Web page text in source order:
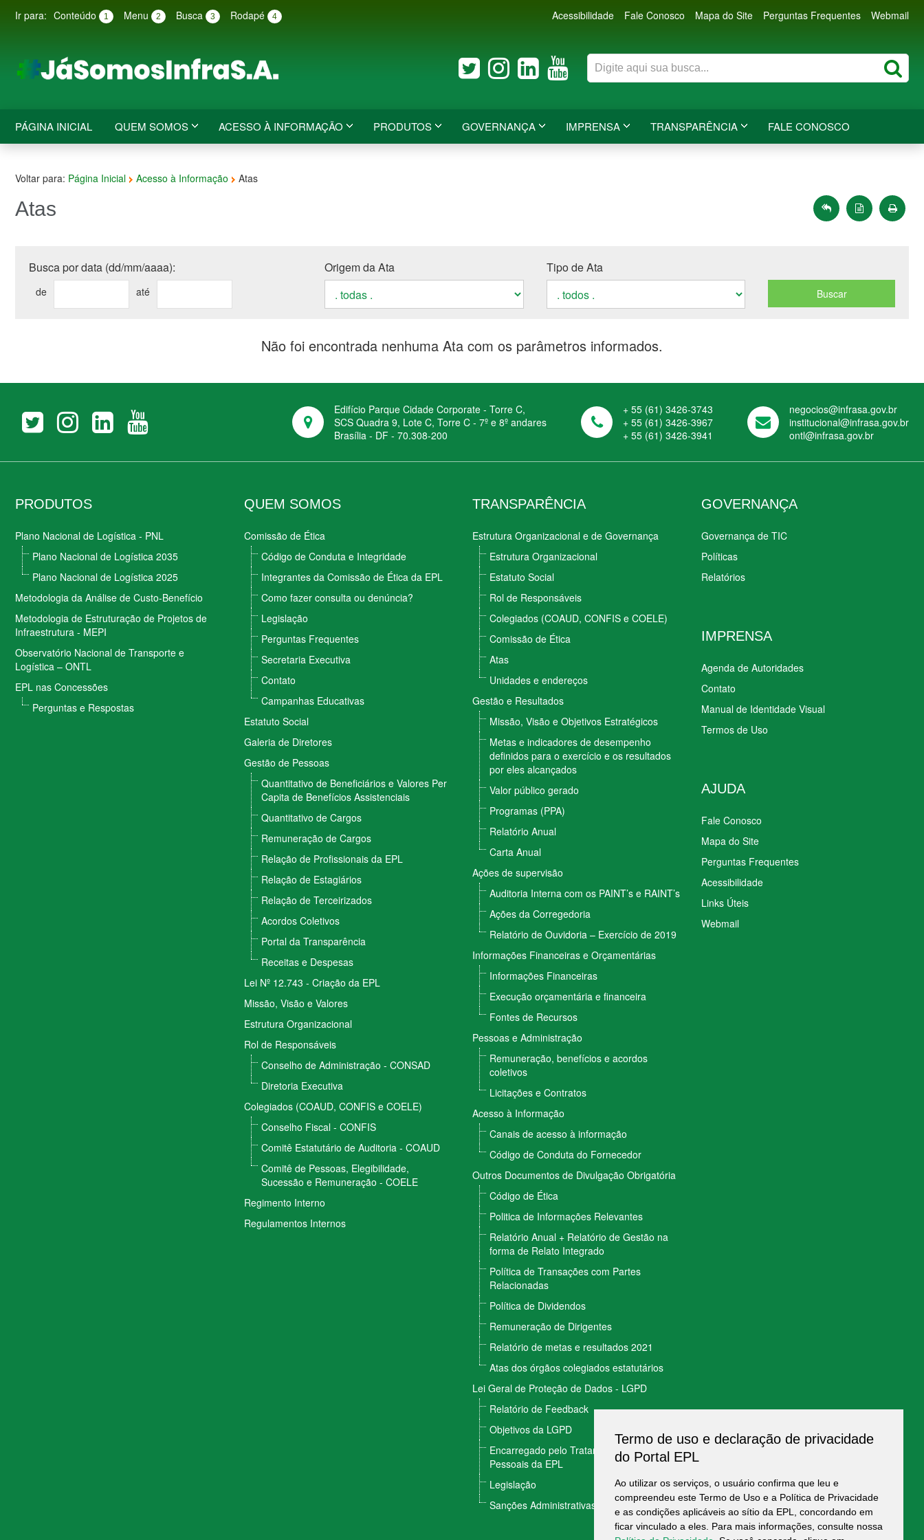
Ir para: Conteúdo 1 Menu 2 Busca 3 Rodapé 4 Acessibilidade Fale Conosco Mapa do Site Perguntas Frequentes Webmail
PÁGINA INICIAL QUEM SOMOS ACESSO À INFORMAÇÃO PRODUTOS GOVERNANÇA IMPRENSA TRANSPARÊNCIA FALE CONOSCO
Voltar para: Página Inicial Acesso à Informação Atas
Atas
Busca por data (dd/mm/aaaa):
de até
Origem da Ata Tipo de Ata
Não foi encontrada nenhuma Ata com os parâmetros informados.
Edifício Parque Cidade Corporate - Torre C,
SCS Quadra 9, Lote C, Torre C - 7º e 8º andares
Brasília - DF - 70.308-200
+ 55 (61) 3426-3743
+ 55 (61) 3426-3967
+ 55 (61) 3426-3941
negocios@infrasa.gov.br
institucional@infrasa.gov.br
ontl@infrasa.gov.br
PRODUTOS
Plano Nacional de Logística - PNL
Plano Nacional de Logística 2035
Plano Nacional de Logística 2025
Metodologia da Análise de Custo-Benefício
Metodologia de Estruturação de Projetos de
Infraestrutura - MEPI
Observatório Nacional de Transporte e
Logística – ONTL
EPL nas Concessões
Perguntas e Respostas
QUEM SOMOS
Comissão de Ética
Código de Conduta e Integridade
Integrantes da Comissão de Ética da EPL
Como fazer consulta ou denúncia?
Legislação
Perguntas Frequentes
Secretaria Executiva
Contato
Campanhas Educativas
Estatuto Social
Galeria de Diretores
Gestão de Pessoas
Quantitativo de Beneficiários e Valores Per
Capita de Benefícios Assistenciais
Quantitativo de Cargos
Remuneração de Cargos
Relação de Profissionais da EPL
Relação de Estagiários
Relação de Terceirizados
Acordos Coletivos
Portal da Transparência
Receitas e Despesas
Lei Nº 12.743 - Criação da EPL
Missão, Visão e Valores
Estrutura Organizacional
Rol de Responsáveis
Conselho de Administração - CONSAD
Diretoria Executiva
Colegiados (COAUD, CONFIS e COELE)
Conselho Fiscal - CONFIS
Comitê Estatutário de Auditoria - COAUD
Comitê de Pessoas, Elegibilidade,
Sucessão e Remuneração - COELE
Regimento Interno
Regulamentos Internos
TRANSPARÊNCIA
Estrutura Organizacional e de Governança
Estrutura Organizacional
Estatuto Social
Rol de Responsáveis
Colegiados (COAUD, CONFIS e COELE)
Comissão de Ética
Atas
Unidades e endereços
Gestão e Resultados
Missão, Visão e Objetivos Estratégicos
Metas e indicadores de desempenho
definidos para o exercício e os resultados
por eles alcançados
Valor público gerado
Programas (PPA)
Relatório Anual
Carta Anual
Ações de supervisão
Auditoria Interna com os PAINT’s e RAINT’s
Ações da Corregedoria
Relatório de Ouvidoria – Exercício de 2019
Informações Financeiras e Orçamentárias
Informações Financeiras
Execução orçamentária e financeira
Fontes de Recursos
Pessoas e Administração
Remuneração, benefícios e acordos
coletivos
Licitações e Contratos
Acesso à Informação
Canais de acesso à informação
Código de Conduta do Fornecedor
Outros Documentos de Divulgação Obrigatória
Código de Ética
Politica de Informações Relevantes
Relatório Anual + Relatório de Gestão na
forma de Relato Integrado
Política de Transações com Partes
Relacionadas
Política de Dividendos
Remuneração de Dirigentes
Relatório de metas e resultados 2021
Atas dos órgãos colegiados estatutários
Lei Geral de Proteção de Dados - LGPD
Relatório de Feedback
Objetivos da LGPD
Encarregado pelo Tratamento de Dados
Pessoais da EPL
Legislação
Sanções Administrativas
GOVERNANÇA
Governança de TIC
Políticas
Relatórios
IMPRENSA
Agenda de Autoridades
Contato
Manual de Identidade Visual
Termos de Uso
AJUDA
Fale Conosco
Mapa do Site
Perguntas Frequentes
Acessibilidade
Links Úteis
Webmail
Termo de uso e declaração de privacidade
do Portal EPL
Ao utilizar os serviços, o usuário confirma que leu e
compreendeu este Termo de Uso e a Política de Privacidade
e as condições aplicáveis ao sítio da EPL, concordando em
ficar vinculado a eles. Para mais informações, consulte nossa